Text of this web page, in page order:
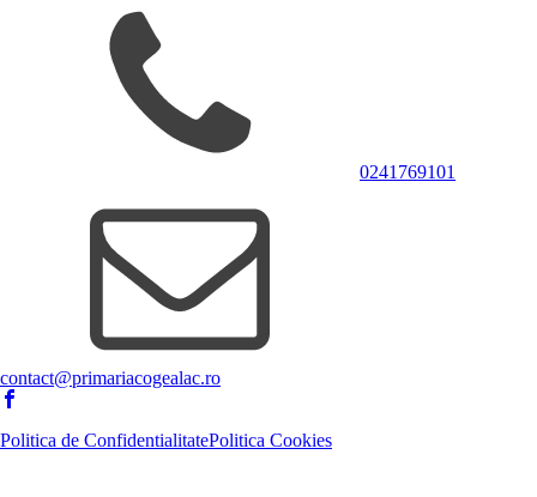
0241769101
contact@primariacogealac.ro
Politica de ConfidentialitatePolitica Cookies